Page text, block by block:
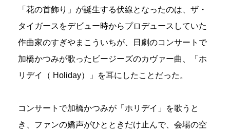
「花の首飾り」が誕生する伏線となったのは、ザ・
タイガースをデビュー時からプロデュースしていた
作曲家のすぎやまこういちが、日劇のコンサートで
加橋かつみが歌ったビージーズのカヴァー曲、「ホ
リデイ（ Holiday）」を耳にしたことだった。
コンサートで加橋かつみが「ホリデイ」を歌うと
き、ファンの嬌声がひとときだけ止んで、会場の空